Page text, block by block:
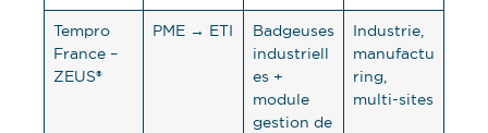
Tempro
France –
ZEUS®
PME → ETI
Badgeuses
industriell
es +
module
gestion de
Industrie,
manufactu
ring,
multi-sites